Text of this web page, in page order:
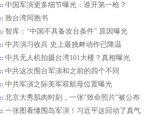
中国军演更多细节曝光：谁开第一枪？
致台湾同胞书
智库：“中国不具备攻台条件” 原因曝光
中共演习收兵 史上最挑衅动作已降温
中共无人机拍摄台湾101大楼？真相曝光
中共这次围台军演和之前的四个不同
中共军演之际美军双航母位置曝光
北京大秀肌肉时刻，一张“致命照片”被公布
一张图看懂围岛军演！习近平这回动了真气